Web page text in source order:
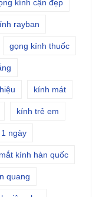
kính cận đẹp
rayban
gọng kính thuốc
kính mát
kính trẻ em
ngày
mắt kính hàn quốc
quang